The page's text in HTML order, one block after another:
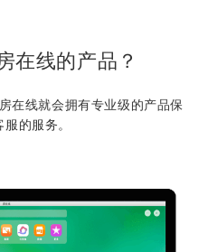
在线的产品？
在线就会拥有专业级的产品保
的服务。